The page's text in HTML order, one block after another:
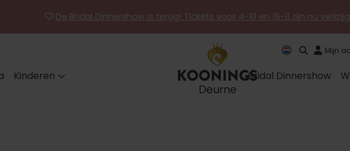
De Bridal Dinnershow is terug! Tickets voor 4-10 en 15-11 zijn nu
Kinderen
Deurne
Mijn
Bridal Dinnershow